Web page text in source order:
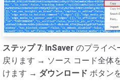
ステップ 7: InSaver のプライベ
戻ります → ソース コード全体
けます → ダウンロード ボタン